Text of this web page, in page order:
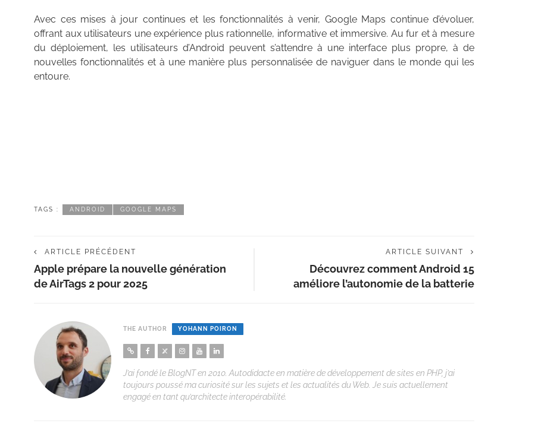
Avec ces mises à jour continues et les fonctionnalités à venir, Google Maps continue d’évoluer,
offrant aux utilisateurs une expérience plus rationnelle, informative et immersive. Au fur et à mesure
du déploiement, les utilisateurs d’Android peuvent s’attendre à une interface plus propre, à de
nouvelles fonctionnalités et à une manière plus personnalisée de naviguer dans le monde qui les
entoure.
TAGS : ANDROID GOOGLE MAPS
ARTICLE PRÉCÉDENT
Apple prépare la nouvelle génération
de AirTags 2 pour 2025
ARTICLE SUIVANT
Découvrez comment Android 15
améliore l’autonomie de la batterie
THE AUTHOR YOHANN POIRON
J’ai fondé le BlogNT en 2010. Autodidacte en matière de développement de sites en PHP, j’ai
toujours poussé ma curiosité sur les sujets et les actualités du Web. Je suis actuellement
engagé en tant qu’architecte interopérabilité.